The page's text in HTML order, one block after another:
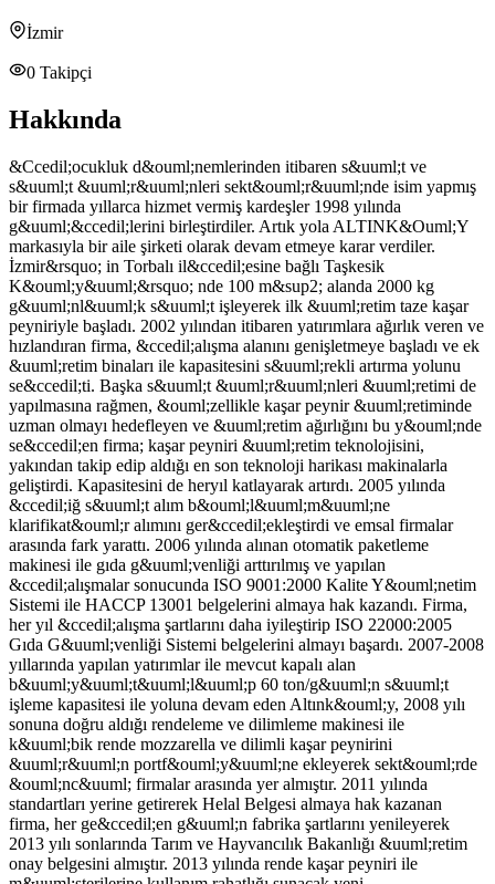
İzmir
0 Takipçi
Hakkında
&Ccedil;ocukluk d&ouml;nemlerinden itibaren s&uuml;t ve
s&uuml;t &uuml;r&uuml;nleri sekt&ouml;r&uuml;nde isim yapmış
bir firmada yıllarca hizmet vermiş kardeşler 1998 yılında
g&uuml;&ccedil;lerini birleştirdiler. Artık yola ALTINK&Ouml;Y
markasıyla bir aile şirketi olarak devam etmeye karar verdiler.
İzmir&rsquo; in Torbalı il&ccedil;esine bağlı Taşkesik
K&ouml;y&uuml;&rsquo; nde 100 m&sup2; alanda 2000 kg
g&uuml;nl&uuml;k s&uuml;t işleyerek ilk &uuml;retim taze kaşar
peyniriyle başladı. 2002 yılından itibaren yatırımlara ağırlık veren ve
hızlandıran firma, &ccedil;alışma alanını genişletmeye başladı ve ek
&uuml;retim binaları ile kapasitesini s&uuml;rekli artırma yolunu
se&ccedil;ti. Başka s&uuml;t &uuml;r&uuml;nleri &uuml;retimi de
yapılmasına rağmen, &ouml;zellikle kaşar peynir &uuml;retiminde
uzman olmayı hedefleyen ve &uuml;retim ağırlığını bu y&ouml;nde
se&ccedil;en firma; kaşar peyniri &uuml;retim teknolojisini,
yakından takip edip aldığı en son teknoloji harikası makinalarla
geliştirdi. Kapasitesini de heryıl katlayarak artırdı. 2005 yılında
&ccedil;iğ s&uuml;t alım b&ouml;l&uuml;m&uuml;ne
klarifikat&ouml;r alımını ger&ccedil;ekleştirdi ve emsal firmalar
arasında fark yarattı. 2006 yılında alınan otomatik paketleme
makinesi ile gıda g&uuml;venliği arttırılmış ve yapılan
&ccedil;alışmalar sonucunda ISO 9001:2000 Kalite Y&ouml;netim
Sistemi ile HACCP 13001 belgelerini almaya hak kazandı. Firma,
her yıl &ccedil;alışma şartlarını daha iyileştirip ISO 22000:2005
Gıda G&uuml;venliği Sistemi belgelerini almayı başardı. 2007-2008
yıllarında yapılan yatırımlar ile mevcut kapalı alan
b&uuml;y&uuml;t&uuml;l&uuml;p 60 ton/g&uuml;n s&uuml;t
işleme kapasitesi ile yoluna devam eden Altınk&ouml;y, 2008 yılı
sonuna doğru aldığı rendeleme ve dilimleme makinesi ile
k&uuml;bik rende mozzarella ve dilimli kaşar peynirini
&uuml;r&uuml;n portf&ouml;y&uuml;ne ekleyerek sekt&ouml;rde
&ouml;nc&uuml; firmalar arasında yer almıştır. 2011 yılında
standartları yerine getirerek Helal Belgesi almaya hak kazanan
firma, her ge&ccedil;en g&uuml;n fabrika şartlarını yenileyerek
2013 yılı sonlarında Tarım ve Hayvancılık Bakanlığı &uuml;retim
onay belgesini almıştır. 2013 yılında rende kaşar peyniri ile